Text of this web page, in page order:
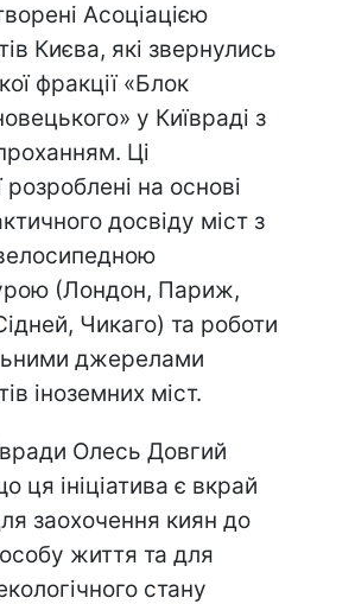
Асоціацією
Києва, які звернулись
фракції «Блок
у Київраді з
Ці
на основі
досвіду міст з
(Лондон, Париж,
Чикаго) та роботи
джерелами
іноземних міст.
Олесь Довгий
ця ініціатива є вкрай
заохочення киян до
життя та для
стану